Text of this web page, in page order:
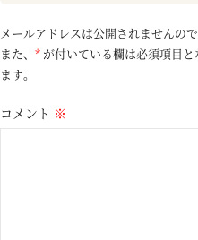
メールアドレスは公開されませんので
また、 * が付いている欄は必須項目
ます。
コメント ※